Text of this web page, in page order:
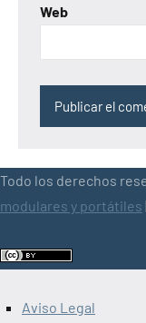
Web
Todo los derechos
modulares y portátiles
Aviso Legal